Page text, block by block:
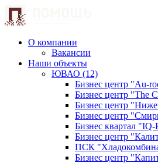
О компании
Вакансии
Наши объекты
ЮВАО (12)
Бизнес центр "Au-
Бизнес центр "The
Бизнес центр
Бизнес центр
Бизнес квартал "IQ-
Бизнес центр
ПСК
Бизнес центр